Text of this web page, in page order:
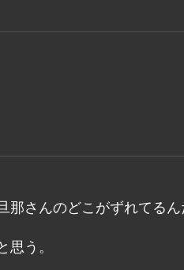
さんのどこがずれてる
う。